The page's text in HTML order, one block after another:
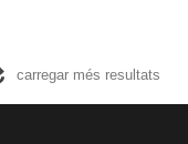
carregar més resultats